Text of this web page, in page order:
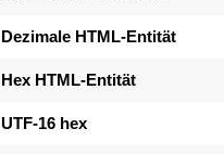
Dezimale HTML-Entität
Hex HTML-Entität
UTF-16 hex